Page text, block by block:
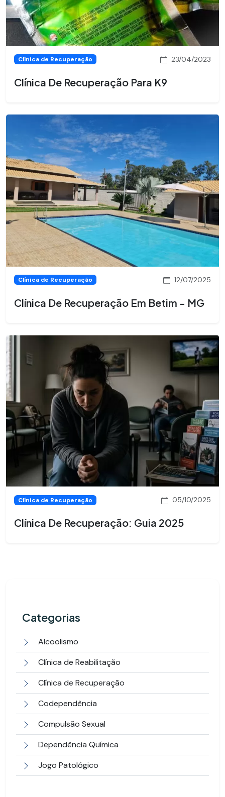
Clínica de Recuperação 23/04/2023
Clínica De Recuperação Para K9
Clínica de Recuperação 12/07/2025
Clínica De Recuperação Em Betim - MG
Clínica de Recuperação 05/10/2025
Clínica De Recuperação: Guia 2025
Categorias
Alcoolismo
Clínica de Reabilitação
Clínica de Recuperação
Codependência
Compulsão Sexual
Dependência Química
Jogo Patológico